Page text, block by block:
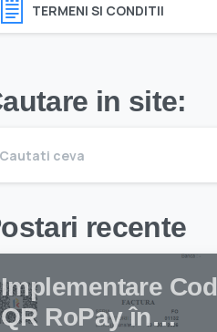
TERMENI SI CONDITII
in site:
recente
Implementare Cod
QR RoPay în